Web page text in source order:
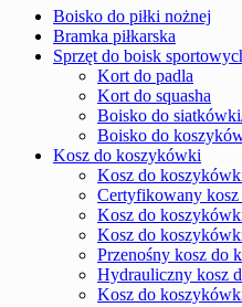
Boisko do piłki nożnej
Bramka piłkarska
Sprzęt do boisk
Kort do padla
Kort do squasha
Boisko do
Boisko do
Kosz do koszykówki
Kosz do
Certyfikowany
Kosz do
Kosz do
Przenośny kosz do
Hydrauliczny kosz
Kosz do